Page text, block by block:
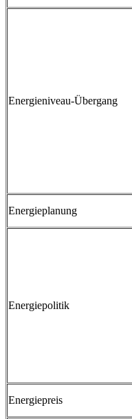
Energieniveau-Übergang
Energieplanung
Energiepolitik
Energiepreis